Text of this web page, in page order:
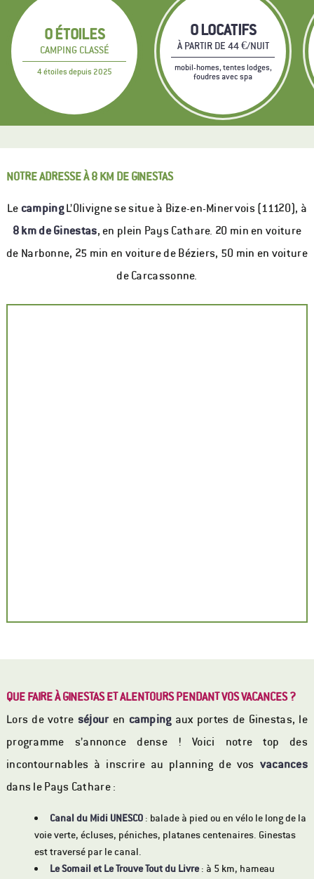
0ÉTOILES
CAMPING CLASSÉ
4 étoiles depuis 2025
0LOCATIFS
À PARTIR DE 44 €/NUIT
mobil-homes, tentes lodges,
foudres avec spa
NOTRE ADRESSE À 8 KM DE GINESTAS
Le campingL’Olivigne se situe à Bize-en-Minervois (11120), à
8 km de Ginestas, en plein Pays Cathare. 20 min en voiture
de Narbonne, 25 min en voiture de Béziers, 50 min en voiture
de Carcassonne.
QUE FAIRE À GINESTAS ET ALENTOURS PENDANT VOS VACANCES ?
Lors de votre séjour en campingaux portes de Ginestas, le
programme s’annonce dense ! Voici notre top des
incontournables à inscrire au planning de vos vacances
dans le Pays Cathare :
Canal du Midi UNESCO: balade à pied ou en vélo le long de la
voie verte, écluses, péniches, platanes centenaires. Ginestas
est traversé par le canal.
Le Somail et Le Trouve Tout du Livre: à 5 km, hameau